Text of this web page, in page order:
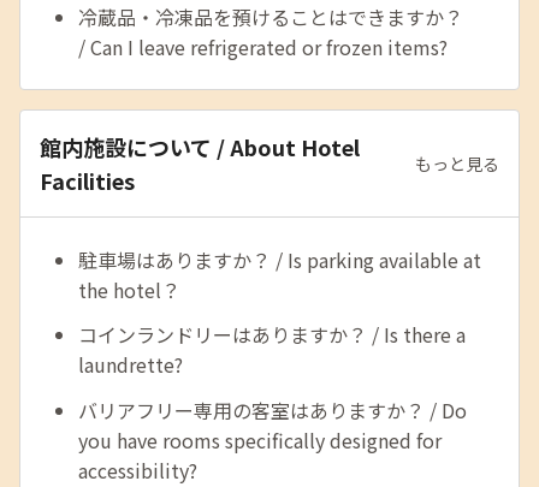
冷蔵品・冷凍品を預けることはできますか？
/ Can I leave refrigerated or frozen items?
館内施設について / About Hotel
Facilities
もっと見る
駐車場はありますか？ / Is parking available at
the hotel？
コインランドリーはありますか？ / Is there a
laundrette?
バリアフリー専用の客室はありますか？ / Do
you have rooms specifically designed for
accessibility?